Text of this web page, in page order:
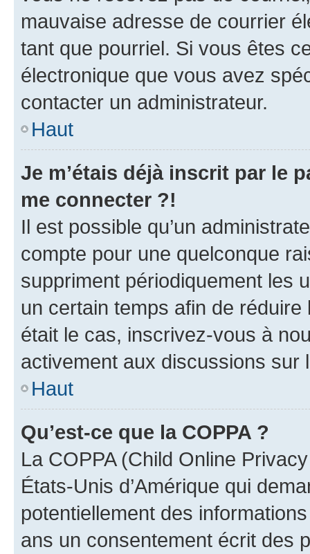
mauvaise adresse de courrier
tant que pourriel. Si vous êtes
électronique que vous avez
contacter un administrateur.
Haut
Je m’étais déjà inscrit par le
me connecter ?!
Il est possible qu’un
compte pour une quelconque
suppriment périodiquement les
un certain temps afin de
était le cas, inscrivez-vous à
activement aux discussions sur
Haut
Qu’est-ce que la COPPA ?
La COPPA (Child Online
États-Unis d’Amérique qui
potentiellement des
ans un consentement écrit des